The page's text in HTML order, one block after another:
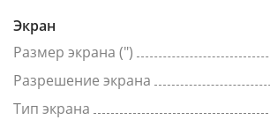
Экран
Размер экрана (")
Разрешение экрана
Тип экрана